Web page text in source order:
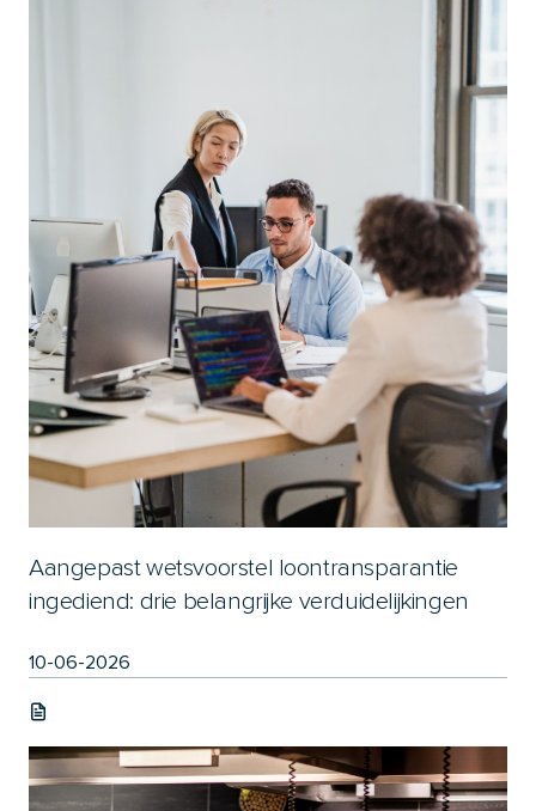
Aangepast wetsvoorstel loontransparantie
ingediend: drie belangrijke verduidelijkingen
10-06-2026